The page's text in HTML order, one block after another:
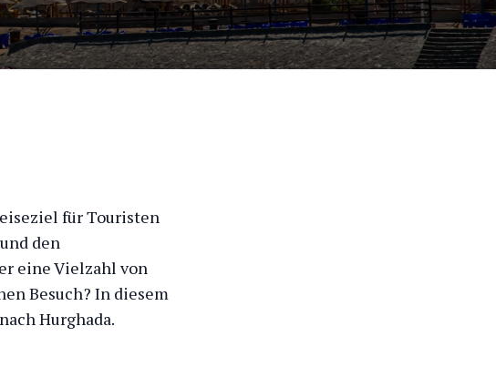
für Touristen
den
eine Vielzahl von
Besuch? In diesem
Hurghada.